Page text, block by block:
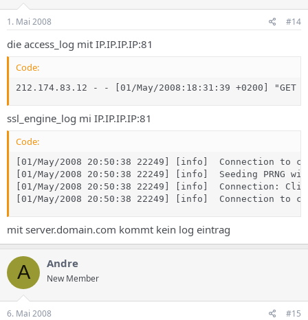
1. Mai 2008 #14
die access_log mit IP.IP.IP.IP:81
Code:
212.174.83.12 - - [01/May/2008:18:31:39 +0200] "GET
ssl_engine_log mi IP.IP.IP.IP:81
Code:
[01/May/2008 20:50:38 22249] [info]  Connection to
[01/May/2008 20:50:38 22249] [info]  Seeding PRNG
[01/May/2008 20:50:38 22249] [info]  Connection:
[01/May/2008 20:50:38 22249] [info]  Connection to
mit server.domain.com kommt kein log eintrag
A Andre
New Member
6. Mai 2008 #15